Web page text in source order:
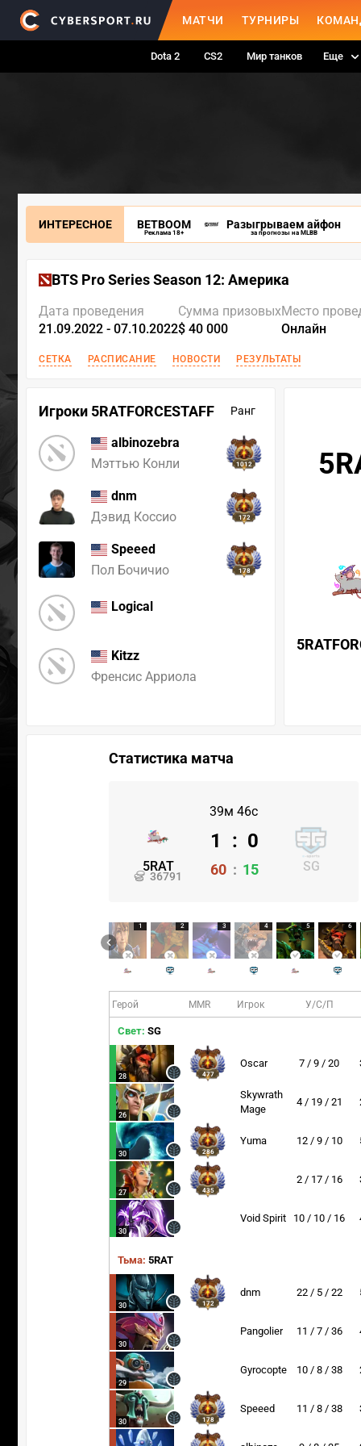
МАТЧИ ТУРНИРЫ
Dota 2 CS2 Мир танков Еще
ИНТЕРЕСНОЕ BETBOOM
Реклама 18+
Разыгрываем айфон
за прогнозы на MLBB
BTS Pro Series Season 12: Америка
Дата проведения
21.09.2022 - 07.10.2022
Сумма призовых
$ 40 000
Место
Онлайн
СЕТКА РАСПИСАНИЕ НОВОСТИ РЕЗУЛЬТАТЫ
Игроки 5RATFORCESTAFF Ранг
albinozebra
Мэттью Конли
1012
dnm
Дэвид Коссио
172
Speeed
Пол Бочичио
178
Logical
Kitzz
Френсис Арриола
Статистика матча
39м 46с
5RAT
36791
SG
1 : 0
60 : 15
1 2 3 4 5 6
Герой MMR Игрок У/С/П
Свет: SG
28 477
Oscar 7 / 9 / 20
26
Skywrath
Mage
4 / 19 / 21
30 286
Yuma 12 / 9 / 10
27 435
2 / 17 / 16
30
Void Spirit 10 / 10 / 16
Тьма: 5RAT
30 172
dnm 22 / 5 / 22
30
Pangolier 11 / 7 / 36
29
Gyrocopter 10 / 8 / 38
30 178
Speeed 11 / 8 / 38